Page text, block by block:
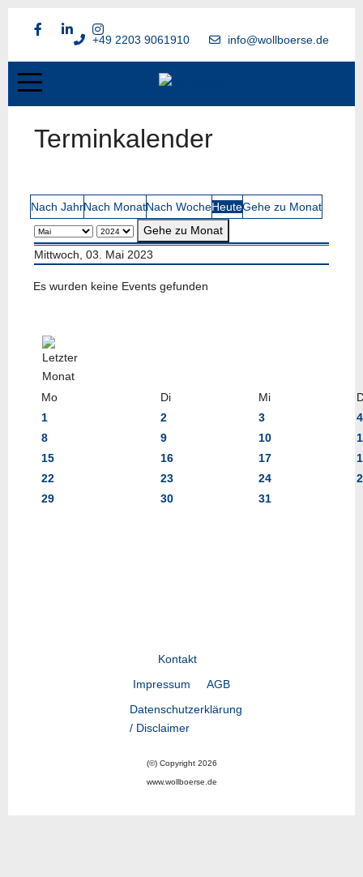
+49 2203 9061910 info@wollboerse.de
Terminkalender
Nach JahrNach MonatNach WocheHeuteGehe zu Monat
Gehe zu Monat
Mittwoch, 03. Mai 2023
Es wurden keine Events gefunden
Mo Di Mi
1
2 3
4
8
9 10
15
16 17
22
23 24
29
30 31
Kontakt
Impressum
AGB
Datenschutzerklärung
/ Disclaimer
(©) Copyright 2026
www.wollboerse.de